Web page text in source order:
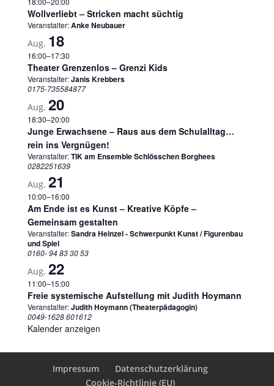
Wollverliebt – Stricken macht süchtig
Veranstalter:Anke Neubauer
Aug. 18
16:00–17:30
Theater Grenzenlos – Grenzi Kids
Veranstalter:Janis Krebbers
0175-735584877
Aug. 20
18:30–20:00
Junge Erwachsene – Raus aus dem Schulalltag…
rein ins Vergnügen!
Veranstalter:TIK am Ensemble Schlösschen Borghees
0282251639
Aug. 21
10:00–16:00
Am Ende ist es Kunst – Kreative Köpfe –
Gemeinsam gestalten
Veranstalter:Sandra Heinzel - Schwerpunkt Kunst / Figurenbau
und Spiel
0160- 94 83 30 53
Aug. 22
11:00–15:00
Freie systemische Aufstellung mit Judith Hoymann
Veranstalter:Judith Hoymann (Theaterpädagogin)
0049-1628 601612
Kalender anzeigen
Impressum
Datenschutzerklärung
Cookie-Richtlinie (EU)